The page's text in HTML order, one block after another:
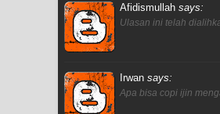
Afidismullah says:
Ulasan ini telah
Irwan says:
Apa bisa copi ijin